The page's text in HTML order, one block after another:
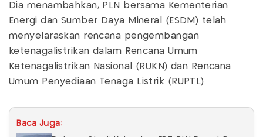
Dia menambahkan, PLN bersama Kementerian
Energi dan Sumber Daya Mineral (ESDM) telah
menyelaraskan rencana pengembangan
ketenagalistrikan dalam Rencana Umum
Ketenagalistrikan Nasional (RUKN) dan Rencana
Umum Penyediaan Tenaga Listrik (RUPTL).
Baca Juga: